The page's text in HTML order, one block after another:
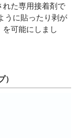
れた専用接着剤で
うに貼ったり剥が
を可能にしまし
）